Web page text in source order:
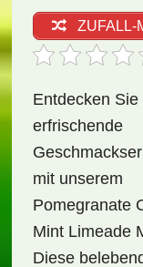
ZUFALL-
Entdecken Sie
erfrischende
mit unserem
Pomegranate
Mint Limeade
Diese